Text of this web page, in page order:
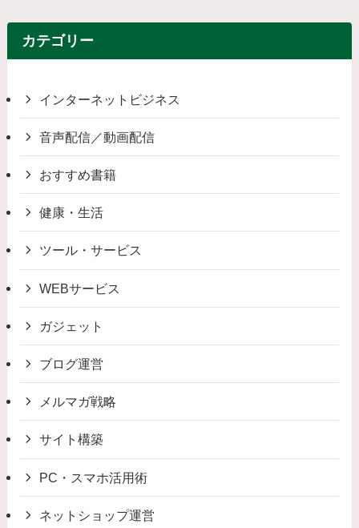
カテゴリー
インターネットビジネス
音声配信／動画配信
おすすめ書籍
健康・生活
ツール・サービス
WEBサービス
ガジェット
ブログ運営
メルマガ戦略
サイト構築
PC・スマホ活用術
ネットショップ運営